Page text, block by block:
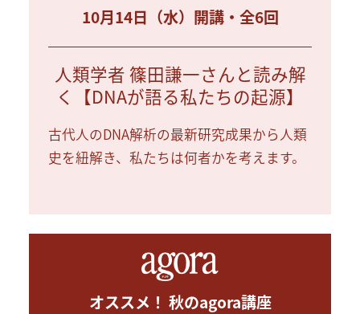
10月14日（水）開講・全6回
人類学者 篠田謙一さんと読み解
く【DNAが語る私たちの起源】
古代人のDNA解析の最新研究成果から人類
史を紐解き、私たちは何者かを考えます。
オススメ！ 秋のagora講座